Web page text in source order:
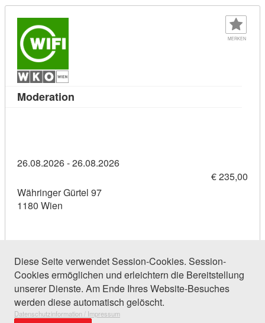
MERKEN
Moderation
26.08.2026 - 26.08.2026
€ 235,00
Währinger Gürtel 97
1180 Wien
235 Einträge gefunden (1 von 12)
Diese Seite verwendet Session-Cookies. Session-
Cookies ermöglichen und erleichtern die Bereitstellung
unserer Dienste. Am Ende Ihres Website-Besuches
werden diese automatisch gelöscht.
Datenschutzinformation / Impressum